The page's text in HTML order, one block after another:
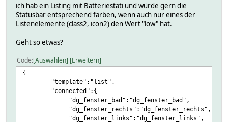
ich hab ein Listing mit Batteriestati und würde gern die
Statusbar entsprechend färben, wenn auch nur eines der
Listenelemente (class2, icon2) den Wert "low" hat.
Geht so etwas?
Code Auswählen Erweitern
{
"template":"list",
"connected":{
"dg_fenster_bad":"dg_fenster_bad",
"dg_fenster_rechts":"dg_fenster_rechts",
"dg_fenster_links":"dg_fenster_links",